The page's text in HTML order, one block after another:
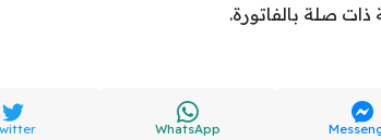
صلة بالفاتورة.
WhatsApp